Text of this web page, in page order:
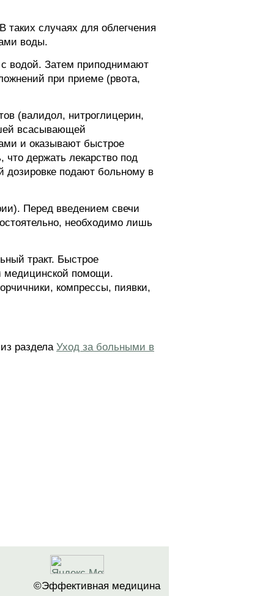
таких случаях для облегчения
воды.
водой. Затем приподнимают
при приеме (рвота,
(валидол, нитроглицерин,
всасывающей
и оказывают быстрое
что держать лекарство под
дозировке подают больному в
Перед введением свечи
необходимо лишь
тракт. Быстрое
медицинской помощи.
компрессы, пиявки,
раздела Уход за больными в
©Эффективная медицина